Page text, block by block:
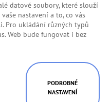
datové soubory, které slouží
nastavení a to, co vás
Pro ukládání různých typů
Web bude fungovat i bez
PODROBNÉ
NASTAVENÍ